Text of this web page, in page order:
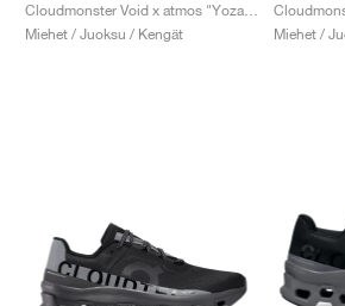
Cloudmonster Void x atmos "Yozakura"
Miehet / Juoksu / Kengät
Miehet /